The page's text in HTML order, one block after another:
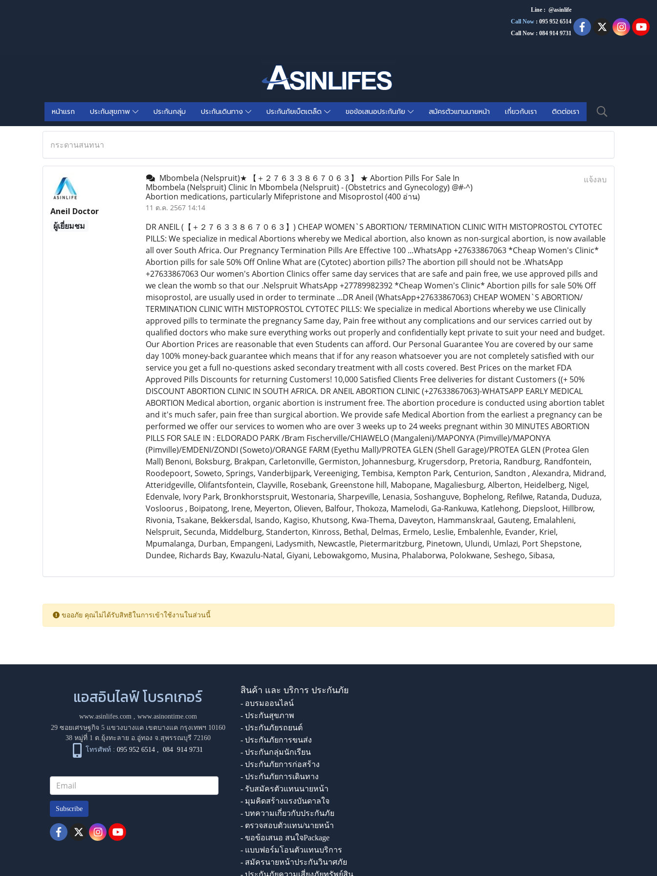
Line : @asinlife
Call Now : 095 952 6514
Call Now : 084 914 9731
หน้าแรก ประกันสุขภาพ ประกันกลุ่ม ประกันเดินทาง ประกันภัยเบ็ตเตล็ด ขอข้อเสนอประกันภัย สมัครตัวแทนนายหน้า เกี่ยวกับเรา ติดต่อเรา
กระดานสนทนา
Aneil Doctor
ผู้เยี่ยมชม
Mbombela (Nelspruit)★ 【 ＋２７６３３８６７０６３】 ★ Abortion Pills For Sale In
Mbombela (Nelspruit) Clinic In Mbombela (Nelspruit) - (Obstetrics and Gynecology) @#-^)
Abortion medications, particularly Mifepristone and Misoprostol (400 อ่าน)
11 ต.ค. 2567 14:14
แจ้งลบ
DR ANEIL (【＋２７６３３８６７０６３】) CHEAP WOMEN`S ABORTION/ TERMINATION CLINIC WITH MISTOPROSTOL CYTOTEC
PILLS: We specialize in medical Abortions whereby we Medical abortion, also known as non-surgical abortion, is now available
all over South Africa. Our Pregnancy Termination Pills Are Effective 100 ...WhatsApp +27633867063 *Cheap Women's Clinic*
Abortion pills for sale 50% Off Online What are (Cytotec) abortion pills? The abortion pill should not be .WhatsApp
+27633867063 Our women's Abortion Clinics offer same day services that are safe and pain free, we use approved pills and
we clean the womb so that our .Nelspruit WhatsApp +27789982392 *Cheap Women's Clinic* Abortion pills for sale 50% Off
misoprostol, are usually used in order to terminate ...DR Aneil (WhatsApp+27633867063) CHEAP WOMEN`S ABORTION/
TERMINATION CLINIC WITH MISTOPROSTOL CYTOTEC PILLS: We specialize in medical Abortions whereby we use Clinically
approved pills to terminate the pregnancy Same day, Pain free without any complications and our services carried out by
qualified doctors who make sure everything works out properly and confidentially kept private to suit your need and budget.
Our Abortion Prices are reasonable that even Students can afford. Our Personal Guarantee You are covered by our same
day 100% money-back guarantee which means that if for any reason whatsoever you are not completely satisfied with our
service you get a full no-questions asked secondary treatment with all costs covered. Best Prices on the market FDA
Approved Pills Discounts for returning Customers! 10,000 Satisfied Clients Free deliveries for distant Customers ((+ 50%
DISCOUNT ABORTION CLINIC IN SOUTH AFRICA. DR ANEIL ABORTION CLINIC (+27633867063)-WHATSAPP EARLY MEDICAL
ABORTION Medical abortion, organic abortion is instrument free. The abortion procedure is conducted using abortion tablet
and it's much safer, pain free than surgical abortion. We provide safe Medical Abortion from the earliest a pregnancy can be
performed we offer our services to women who are over 3 weeks up to 24 weeks pregnant within 30 MINUTES ABORTION
PILLS FOR SALE IN : ELDORADO PARK /Bram Fischerville/CHIAWELO (Mangaleni)/MAPONYA (Pimville)/MAPONYA
(Pimville)/EMDENI/ZONDI (Soweto)/ORANGE FARM (Eyethu Mall)/PROTEA GLEN (Shell Garage)/PROTEA GLEN (Protea Glen
Mall) Benoni, Boksburg, Brakpan, Carletonville, Germiston, Johannesburg, Krugersdorp, Pretoria, Randburg, Randfontein,
Roodepoort, Soweto, Springs, Vanderbijpark, Vereeniging, Tembisa, Kempton Park, Centurion, Sandton , Alexandra, Midrand,
Atteridgeville, Olifantsfontein, Clayville, Rosebank, Greenstone hill, Mabopane, Magaliesburg, Alberton, Heidelberg, Nigel,
Edenvale, Ivory Park, Bronkhorstspruit, Westonaria, Sharpeville, Lenasia, Soshanguve, Bophelong, Refilwe, Ratanda, Duduza,
Vosloorus , Boipatong, Irene, Meyerton, Olieven, Balfour, Thokoza, Mamelodi, Ga-Rankuwa, Katlehong, Diepsloot, Hillbrow,
Rivonia, Tsakane, Bekkersdal, Isando, Kagiso, Khutsong, Kwa-Thema, Daveyton, Hammanskraal, Gauteng, Emalahleni,
Nelspruit, Secunda, Middelburg, Standerton, Kinross, Bethal, Delmas, Ermelo, Leslie, Embalenhle, Evander, Kriel,
Mpumalanga, Durban, Empangeni, Ladysmith, Newcastle, Pietermaritzburg, Pinetown, Ulundi, Umlazi, Port Shepstone,
Dundee, Richards Bay, Kwazulu-Natal, Giyani, Lebowakgomo, Musina, Phalaborwa, Polokwane, Seshego, Sibasa,
ขออภัย คุณไม่ได้รับสิทธิในการเข้าใช้งานในส่วนนี้
แอสอินไลฟ์ โบรคเกอร์
www.asinlifes.com, www.asinontime.com
29 ซอยเศรษฐกิจ 5 แขวงบางแค เขตบางแค กรุงเทพฯ 10160
38 หมู่ที่ 1 ต.ยุ้งทะลาย อ.อู่ทอง จ.สุพรรณบุรี 72160
โทรศัพท์ : 095 952 6514 ,084 914 9731
Subscribe
สินค้า และ บริการ ประกันภัย
- อบรมออนไลน์
- ประกันสุขภาพ
- ประกันภัยรถยนต์
- ประกันภัยการขนส่ง
- ประกันกลุ่มนักเรียน
- ประกันภัยการก่อสร้าง
- ประกันภัยการเดินทาง
- รับสมัครตัวแทนนายหน้า
- มุมคิดสร้างแรงบันดาลใจ
- บทความเกี่ยวกับประกันภัย
- ตรวจสอบตัวแทน/นายหน้า
- ขอข้อเสนอ สนใจPackage
- แบบฟอร์มโอนตัวแทนบริการ
- สมัครนายหน้าประกันวินาศภัย
- ประกันภัยความเสี่ยงภัยทรัพย์สิน